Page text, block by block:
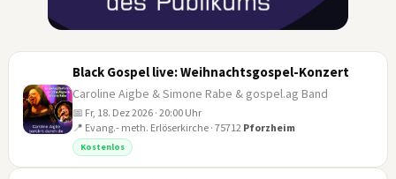
Black Gospel live: Weihnachtsgospel-Konzert
Caroline Aigbe & Simone Rabe & gospel.ag Band
📅 Fr, 18. Dez 2026 · 20:00 Uhr
📍 Evang.- meth. Erlöserkirche · 75712 Pforzheim
Kostenlos